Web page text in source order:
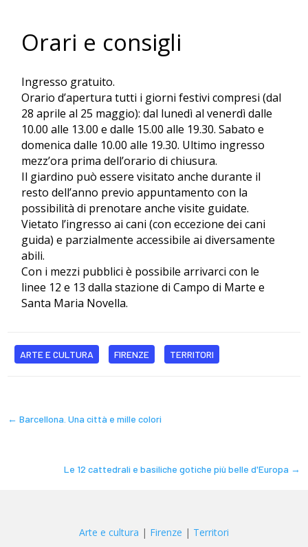
Orari e consigli
Ingresso gratuito.
Orario d’apertura tutti i giorni festivi compresi (dal
28 aprile al 25 maggio): dal lunedì al venerdì dalle
10.00 alle 13.00 e dalle 15.00 alle 19.30. Sabato e
domenica dalle 10.00 alle 19.30. Ultimo ingresso
mezz’ora prima dell’orario di chiusura.
Il giardino può essere visitato anche durante il
resto dell’anno previo appuntamento con la
possibilità di prenotare anche visite guidate.
Vietato l’ingresso ai cani (con eccezione dei cani
guida) e parzialmente accessibile ai diversamente
abili.
Con i mezzi pubblici è possibile arrivarci con le
linee 12 e 13 dalla stazione di Campo di Marte e
Santa Maria Novella.
ARTE E CULTURA FIRENZE TERRITORI
←Barcellona. Una città e mille colori
Le 12 cattedrali e basiliche gotiche più belle d'Europa →
Arte e cultura | Firenze | Territori